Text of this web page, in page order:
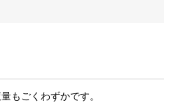
もごくわずかです。